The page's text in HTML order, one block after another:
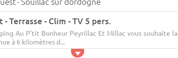
-
- Terrasse - Clim - TV 5 pers.
Au P'tit Bonheur Peyrillac Et Millac vous souhaite la
à 6 kilomètres d...